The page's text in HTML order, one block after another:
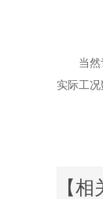
当
实际工
【相